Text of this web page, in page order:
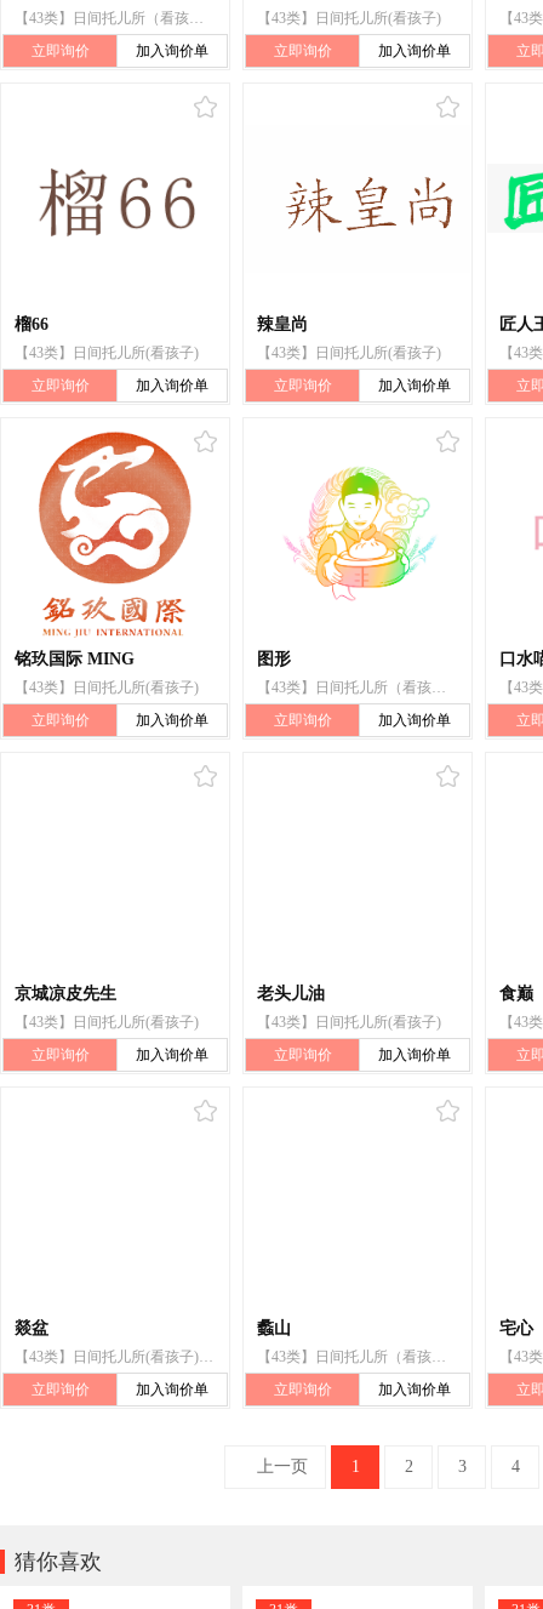
【43类】日间托儿所（看孩子）
立即询价
加入询价单
【43类】日间托儿所(看孩子)
立即询价
加入询价单
【43
立
榴66
【43类】日间托儿所(看孩子)
立即询价
加入询价单
辣皇尚
【43类】日间托儿所(看孩子)
立即询价
加入询价单
匠人
立
铭玖国际 MING
【43类】日间托儿所(看孩子)
立即询价
加入询价单
图形
【43类】日间托儿所（看孩子）
立即询价
加入询价单
口水
【43
立
京城凉皮先生
【43类】日间托儿所(看孩子)
立即询价
加入询价单
老头儿油
【43类】日间托儿所(看孩子)
立即询价
加入询价单
食巅
【43
立
燚盆
【43类】日间托儿所(看孩子);动物寄养;家具出租
立即询价
加入询价单
蠡山
【43类】日间托儿所（看孩子）;动物寄养
立即询价
加入询价单
宅心
立
上一页 1 2 3 4
猜你喜欢